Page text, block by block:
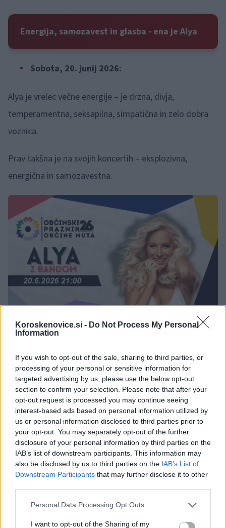
Koroskenovice.si - Do Not Process My Personal
Information
If you wish to opt-out of the sale, sharing to third parties, or
processing of your personal or sensitive information for
targeted advertising by us, please use the below opt-out
section to confirm your selection. Please note that after your
opt-out request is processed you may continue seeing
interest-based ads based on personal information utilized by
us or personal information disclosed to third parties prior to
your opt-out. You may separately opt-out of the further
disclosure of your personal information by third parties on the
IAB’s list of downstream participants. This information may
also be disclosed by us to third parties on the IAB’s List of
Downstream Participants that may further disclose it to other
Please note that this website/app uses one or more Google
not limited to your visit or usage behaviour. You may click to
Personal Data Processing Opt Outs
I want to opt-out of the Sharing of my
Energija, samozavest in glasba - ena je Alya
Sobota, 20. junij 2026:
Alya je vrelec večne energije – je drzna, divja,
temperamentna, seksapilna, simpatična in zelo dobra
voznica.
Prav takšna je na svojih koncertih – eksplozivna,
energična in samozavestna.
Nedelja, 21. junij 2026:
Praznični glasbeni vikend se bo zaključil v nedeljo
popoldan, ko bodo za dobro voljo, glasbo in super
vzdušje poskrbeli Bepop, Tjaša Božič in Mladi gamsi.